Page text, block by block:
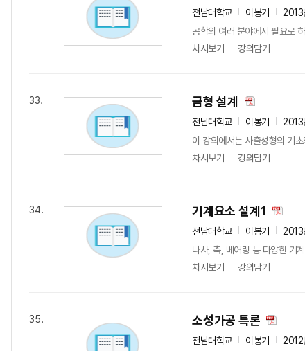
전남대학교 이봉기
2013
공학의 여러 분야에서 필요로
차시보기
강의담기
33. 금형 설계
전남대학교 이봉기
2013
이 강의에서는 사출성형의 기
차시보기
강의담기
34. 기계요소 설계1
전남대학교 이봉기
2013
나사, 축, 베어링 등 다양한 기
차시보기
강의담기
35. 소성가공 특론
전남대학교 이봉기
2012